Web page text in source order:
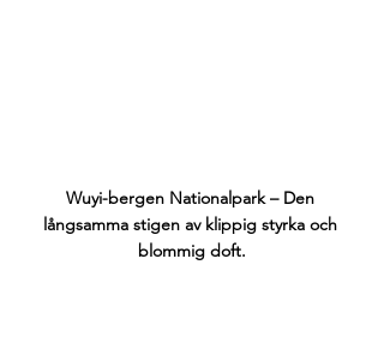
Wuyi-bergen Nationalpark – Den
långsamma stigen av klippig styrka och
blommig doft.